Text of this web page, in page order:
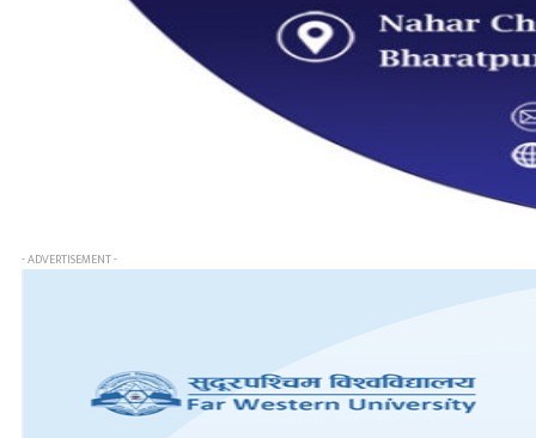
- ADVERTISEMENT -